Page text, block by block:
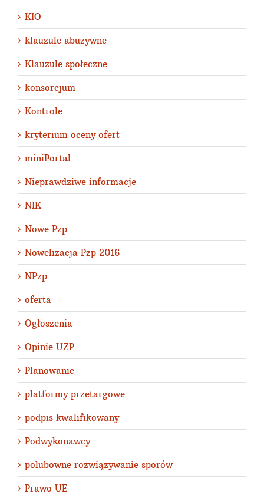
KIO
klauzule abuzywne
Klauzule społeczne
konsorcjum
Kontrole
kryterium oceny ofert
miniPortal
Nieprawdziwe informacje
NIK
Nowe Pzp
Nowelizacja Pzp 2016
NPzp
oferta
Ogłoszenia
Opinie UZP
Planowanie
platformy przetargowe
podpis kwalifikowany
Podwykonawcy
polubowne rozwiązywanie sporów
Prawo UE